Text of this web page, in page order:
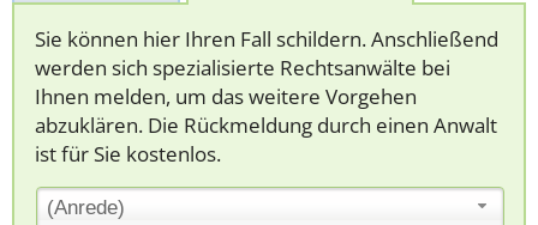
Sie können hier Ihren Fall schildern. Anschließend
werden sich spezialisierte Rechtsanwälte bei
Ihnen melden, um das weitere Vorgehen
abzuklären. Die Rückmeldung durch einen Anwalt
ist für Sie kostenlos.
(Anrede)